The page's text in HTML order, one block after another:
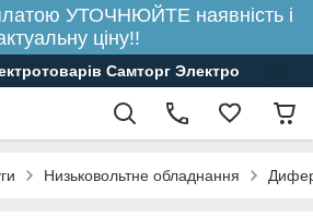
УТОЧНЮЙТЕ наявність і
ціну!!
Самторг Электро
Низьковольтне обладнання